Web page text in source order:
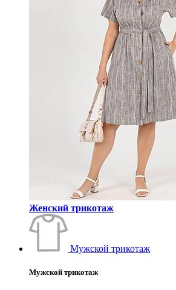
Женский трикотаж
Мужской трикотаж
Мужской трикотаж